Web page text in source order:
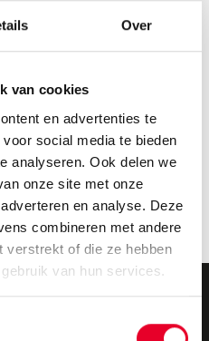
Over
van cookies
en advertenties te
social media te bieden
analyseren. Ook delen we
onze site met onze
en analyse. Deze
combineren met andere
verstrekt of die ze hebben
van hun services.
is erkend in de
voor MES
2026
of CIMPLICITY-omgeving
2026 Release
hands-on sessies in juli!